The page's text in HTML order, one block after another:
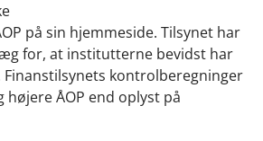
på sin hjemmeside. Tilsynet har
for, at institutterne bevidst har
Finanstilsynets kontrolberegninger
højere ÅOP end oplyst på